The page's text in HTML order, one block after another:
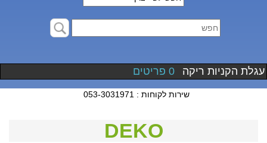
עגלת הקניות ריקה 0 פריטים
שירות לקוחות : 053-3031971
DEKO